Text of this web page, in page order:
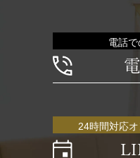
電話
24時間対応